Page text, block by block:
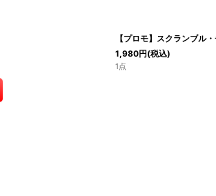
【プロモ】スクランブル
1,980円(税込)
1点